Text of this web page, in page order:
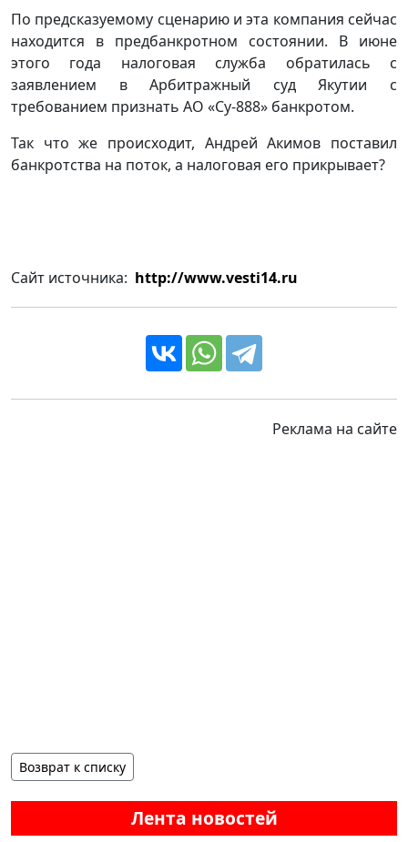
Лента новостей
По предсказуемому сценарию и эта компания сейчас
находится в предбанкротном состоянии. В июне
этого года налоговая служба обратилась с
заявлением в Арбитражный суд Якутии с
требованием признать АО «Су-888» банкротом.
Так что же происходит, Андрей Акимов поставил
банкротства на поток, а налоговая его прикрывает?
Сайт источника: http://www.vesti14.ru
Реклама на сайте
Возврат к списку